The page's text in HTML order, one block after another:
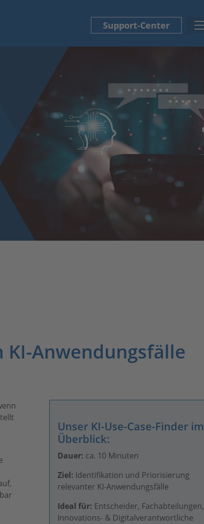
Support-Center
KI-Anwendungsfälle
Unser KI-Use-Case-Finder im
Überblick:
Dauer: ca. 10 Minuten
Ziel: Identifikation und Priorisierung
relevanter KI-Anwendungsfälle
Ideal für: Entscheider, Fachabteilungen,
Innovations- & Digitalverantwortliche